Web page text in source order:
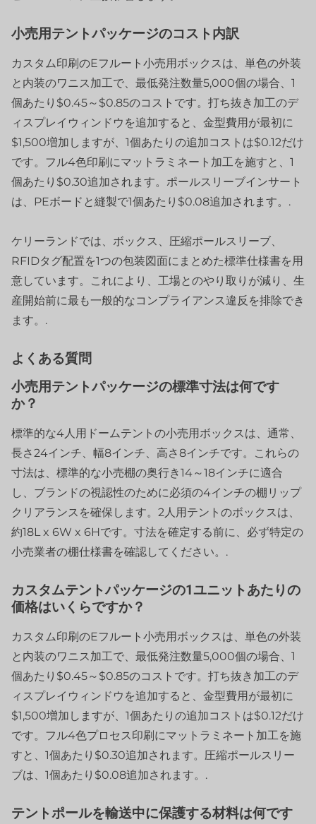
小売用テントパッケージのコスト内訳
カスタム印刷のEフルート小売用ボックスは、単色の外装
と内装のワニス加工で、最低発注数量5,000個の場合、1
個あたり$0.45～$0.85のコストです。打ち抜き加工のデ
ィスプレイウィンドウを追加すると、金型費用が最初に
$1,500増加しますが、1個あたりの追加コストは$0.12だけ
です。フル4色印刷にマットラミネート加工を施すと、1
個あたり$0.30追加されます。ポールスリーブインサート
は、PEボードと縫製で1個あたり$0.08追加されます。.
ケリーランドでは、ボックス、圧縮ポールスリーブ、
RFIDタグ配置を1つの包装図面にまとめた標準仕様書を用
意しています。これにより、工場とのやり取りが減り、生
産開始前に最も一般的なコンプライアンス違反を排除でき
ます。.
よくある質問
小売用テントパッケージの標準寸法は何です
か？
標準的な4人用ドームテントの小売用ボックスは、通常、
長さ24インチ、幅8インチ、高さ8インチです。これらの
寸法は、標準的な小売棚の奥行き14～18インチに適合
し、ブランドの視認性のために必須の4インチの棚リップ
クリアランスを確保します。2人用テントのボックスは、
約18L x 6W x 6Hです。寸法を確定する前に、必ず特定の
小売業者の棚仕様書を確認してください。.
カスタムテントパッケージの1ユニットあたりの
価格はいくらですか？
カスタム印刷のEフルート小売用ボックスは、単色の外装
と内装のワニス加工で、最低発注数量5,000個の場合、1
個あたり$0.45～$0.85のコストです。打ち抜き加工のデ
ィスプレイウィンドウを追加すると、金型費用が最初に
$1,500増加しますが、1個あたりの追加コストは$0.12だけ
です。フル4色プロセス印刷にマットラミネート加工を施
すと、1個あたり$0.30追加されます。圧縮ポールスリー
ブは、1個あたり$0.08追加されます。.
テントポールを輸送中に保護する材料は何です